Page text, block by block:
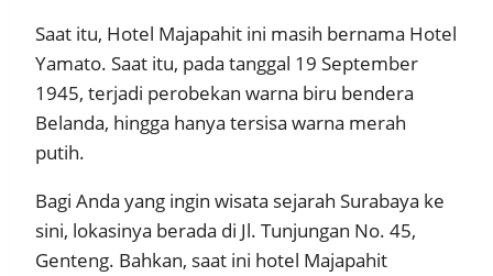
Saat itu, Hotel Majapahit ini masih bernama Hotel
Yamato. Saat itu, pada tanggal 19 September
1945, terjadi perobekan warna biru bendera
Belanda, hingga hanya tersisa warna merah
putih.
Bagi Anda yang ingin wisata sejarah Surabaya ke
sini, lokasinya berada di Jl. Tunjungan No. 45,
Genteng. Bahkan, saat ini hotel Majapahit